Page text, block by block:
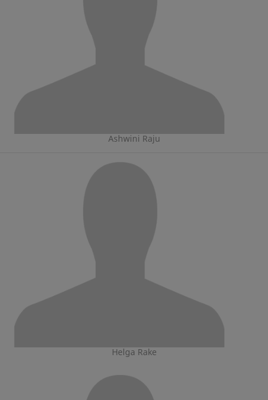
Ashwini Raju
Helga Rake